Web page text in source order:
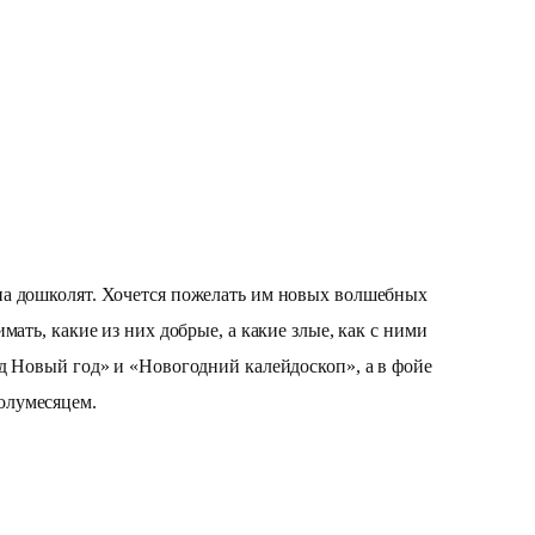
дошколят. Хочется пожелать им новых волшебных
какие из них добрые, а какие злые, как с ними
Новый год» и «Новогодний калейдоскоп», а в фойе